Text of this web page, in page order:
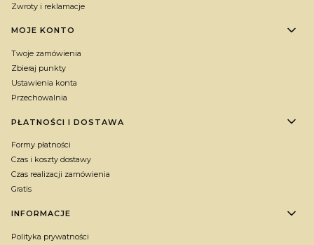
Zwroty i reklamacje
MOJE KONTO
Twoje zamówienia
Zbieraj punkty
Ustawienia konta
Przechowalnia
PŁATNOŚCI I DOSTAWA
Formy płatności
Czas i koszty dostawy
Czas realizacji zamówienia
Gratis
INFORMACJE
Polityka prywatności